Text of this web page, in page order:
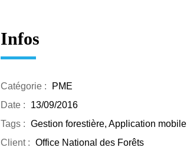
Infos
Catégorie :
PME
Date :
13/09/2016
Tags : Gestion forestière, Application mobile
Client : Office National des Forêts